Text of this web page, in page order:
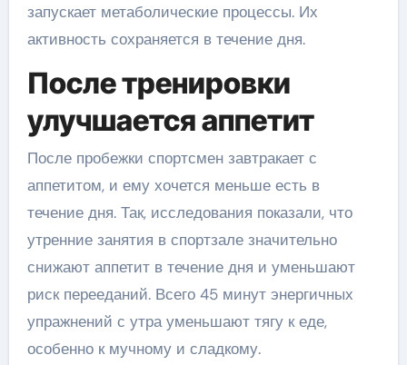
запускает метаболические процессы. Их
активность сохраняется в течение дня.
После тренировки
улучшается аппетит
После пробежки спортсмен завтракает с
аппетитом, и ему хочется меньше есть в
течение дня. Так, исследования показали, что
утренние занятия в спортзале значительно
снижают аппетит в течение дня и уменьшают
риск перееданий. Всего 45 минут энергичных
упражнений с утра уменьшают тягу к еде,
особенно к мучному и сладкому.